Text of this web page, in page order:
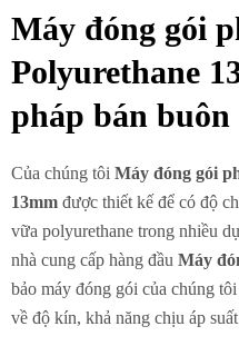
Máy đóng gói
Polyurethane
pháp bán buôn
Của chúng tôi Máy đóng gói
13mm được thiết kế để có độ
vữa polyurethane trong nhiều
nhà cung cấp hàng đầu Máy
bảo máy đóng gói của chúng
về độ kín, khả năng chịu áp